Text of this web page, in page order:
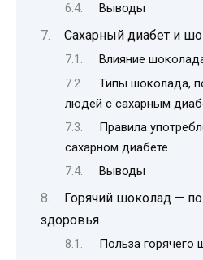
Выводы
Сахарный диабет и
Влияние
Типы шоколада,
людей с сахарным
Правила
сахарном диабете
Выводы
Горячий шоколад —
здоровья
Польза горячего